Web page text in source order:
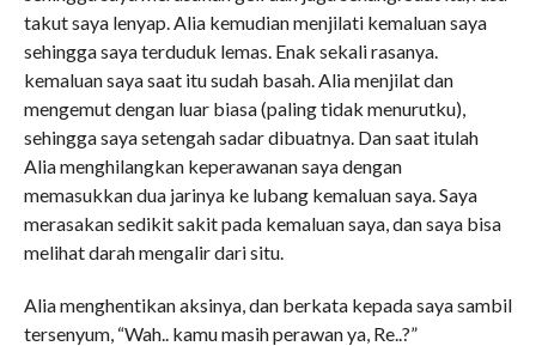
takut saya lenyap. Alia kemudian menjilati kemaluan saya
sehingga saya terduduk lemas. Enak sekali rasanya.
kemaluan saya saat itu sudah basah. Alia menjilat dan
mengemut dengan luar biasa (paling tidak menurutku),
sehingga saya setengah sadar dibuatnya. Dan saat itulah
Alia menghilangkan keperawanan saya dengan
memasukkan dua jarinya ke lubang kemaluan saya. Saya
merasakan sedikit sakit pada kemaluan saya, dan saya bisa
melihat darah mengalir dari situ.
Alia menghentikan aksinya, dan berkata kepada saya sambil
tersenyum, “Wah.. kamu masih perawan ya, Re..?”